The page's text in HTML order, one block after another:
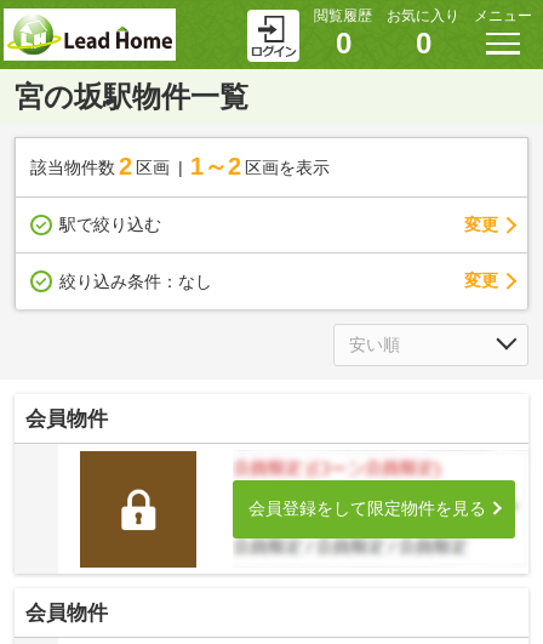
閲覧履歴
0
お気に入り
0
メニュー
宮の坂駅物件一覧
該当物件数 2 区画 1～2 区画を表示
駅で絞り込む 変更
絞り込み条件： なし 変更
会員物件
会員登録をして限定物件を見る
会員物件